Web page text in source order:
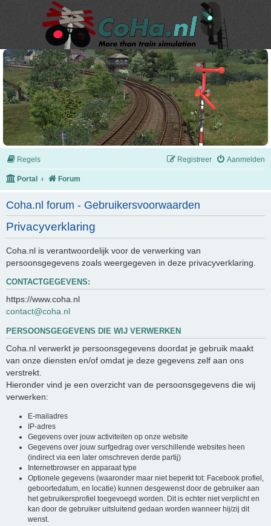
Regels Aanmelden
Registreer
Portal Forum
Coha.nl forum - Gebruikersvoorwaarden
Privacyverklaring
Coha.nl is verantwoordelijk voor de verwerking van
persoonsgegevens zoals weergegeven in deze privacyverklaring.
CONTACTGEGEVENS:
https://www.coha.nl
contact@coha.nl
PERSOONSGEGEVENS DIE WIJ VERWERKEN
Coha.nl verwerkt je persoonsgegevens doordat je gebruik maakt
van onze diensten en/of omdat je deze gegevens zelf aan ons
verstrekt.
Hieronder vind je een overzicht van de persoonsgegevens die wij
verwerken:
E-mailadres
IP-adres
Gegevens over jouw activiteiten op onze website
Gegevens over jouw surfgedrag over verschillende websites heen
(indirect via een later omschreven derde partij)
Internetbrowser en apparaat type
Optionele gegevens (waaronder maar niet beperkt tot: Facebook profiel,
geboortedatum, en locatie) kunnen desgewenst door de gebruiker aan
het gebruikersprofiel toegevoegd worden. Dit is echter niet verplicht en
kan door de gebruiker uitsluitend gedaan worden wanneer hij/zij dit
wenst.